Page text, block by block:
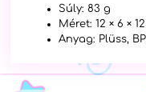
Súly: 83 g
Méret: 12 × 6 ×
Anyag: Plüss,